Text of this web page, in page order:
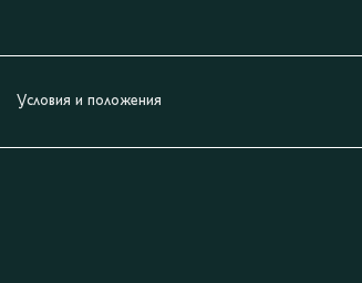
Условия и положения